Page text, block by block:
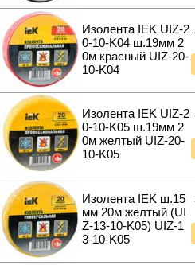
Изолента IEK UIZ-2
0-10-K04 ш.19мм 2
0м красный UIZ-20-
10-K04
Изолента IEK UIZ-2
0-10-K05 ш.19мм 2
0м желтый UIZ-20-
10-K05
Изолента IEK ш.15
мм 20м желтый (UI
Z-13-10-K05) UIZ-1
3-10-K05